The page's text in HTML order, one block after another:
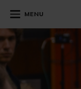
MENU